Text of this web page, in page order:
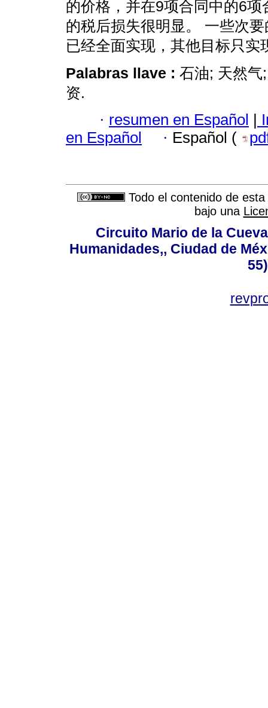
的价格，并在9项合同中的6项
的税后损失很明显。 一些次
已经全面实现，其他目标只实
Palabras llave : 石油; 天然气
资.
· resumen en Español |
en Español
· Español (
Todo el contenido de
bajo una
Circuito Mario de la
Humanidades,, Ciudad de